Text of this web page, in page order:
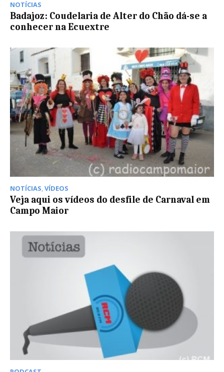
NOTÍCIAS
Badajoz: Coudelaria de Alter do Chão dá-se a
conhecer na Ecuextre
NOTÍCIAS VÍDEOS
Veja aqui os vídeos do desfile de Carnaval em
Campo Maior